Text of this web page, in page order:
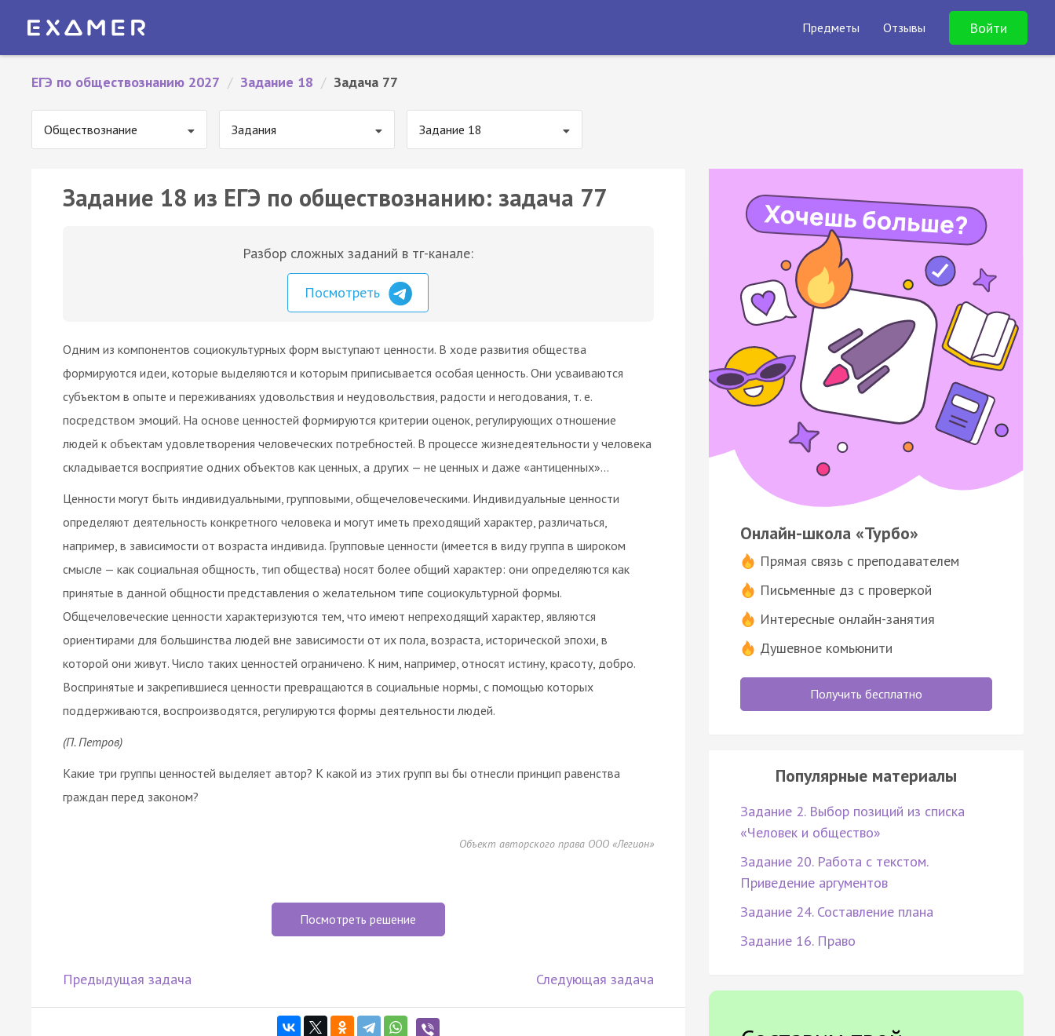
Предметы Отзывы Войти
ЕГЭ по обществознанию 2027 / Задание 18 / Задача 77
Обществознание Задания Задание 18
Задание 18 из ЕГЭ по обществознанию: задача 77
Разбор сложных заданий в тг-канале:
Посмотреть
Одним из компонентов социокультурных форм выступают ценности. В ходе развития общества
формируются идеи, которые выделяются и которым приписывается особая ценность. Они усваиваются
субъектом в опыте и переживаниях удовольствия и неудовольствия, радости и негодования, т. е.
посредством эмоций. На основе ценностей формируются критерии оценок, регулирующих отношение
людей к объектам удовлетворения человеческих потребностей. В процессе жизнедеятельности у человека
складывается восприятие одних объектов как ценных, а других — не ценных и даже «антиценных»…
Ценности могут быть индивидуальными, групповыми, общечеловеческими. Индивидуальные ценности
определяют деятельность конкретного человека и могут иметь преходящий характер, различаться,
например, в зависимости от возраста индивида. Групповые ценности (имеется в виду группа в широком
смысле — как социальная общность, тип общества) носят более общий характер: они определяются как
принятые в данной общности представления о желательном типе социокультурной формы.
Общечеловеческие ценности характеризуются тем, что имеют непреходящий характер, являются
ориентирами для большинства людей вне зависимости от их пола, возраста, исторической эпохи, в
которой они живут. Число таких ценностей ограничено. К ним, например, относят истину, красоту, добро.
Воспринятые и закрепившиеся ценности превращаются в социальные нормы, с помощью которых
поддерживаются, воспроизводятся, регулируются формы деятельности людей.
(П. Петров)
Какие три группы ценностей выделяет автор? К какой из этих групп вы бы отнесли принцип равенства
граждан перед законом?
Объект авторского права ООО «Легион»
Посмотреть решение
Предыдущая задача Следующая задача
Онлайн-школа «Турбо»
Прямая связь с преподавателем
Письменные дз с проверкой
Интересные онлайн-занятия
Душевное комьюнити
Получить бесплатно
Популярные материалы
Задание 2. Выбор позиций из списка
«Человек и общество»
Задание 20. Работа с текстом.
Приведение аргументов
Задание 24. Составление плана
Задание 16. Право